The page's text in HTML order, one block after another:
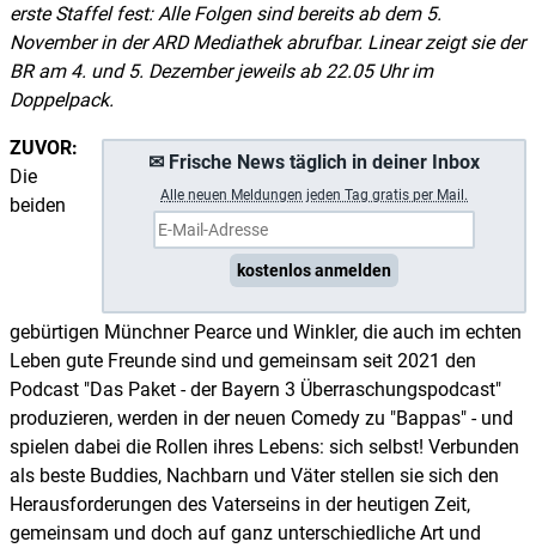
erste Staffel fest: Alle Folgen sind bereits ab dem 5.
November in der ARD Mediathek abrufbar. Linear zeigt sie der
BR am 4. und 5. Dezember jeweils ab 22.05 Uhr im
Doppelpack.
✉ Frische News täglich in deiner Inbox
Alle neuen Meldungen jeden Tag gratis per Mail.
kostenlos anmelden
ZUVOR:
Die
beiden
gebürtigen Münchner Pearce und Winkler, die auch im echten
Leben gute Freunde sind und gemeinsam seit 2021 den
Podcast "Das Paket - der Bayern 3 Überraschungspodcast"
produzieren, werden in der neuen Comedy zu "Bappas" - und
spielen dabei die Rollen ihres Lebens: sich selbst! Verbunden
als beste Buddies, Nachbarn und Väter stellen sie sich den
Herausforderungen des Vaterseins in der heutigen Zeit,
gemeinsam und doch auf ganz unterschiedliche Art und